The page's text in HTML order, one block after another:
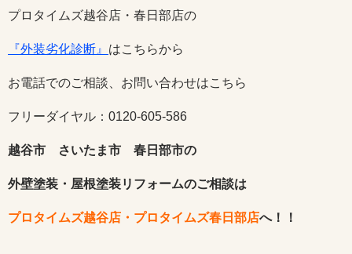
プロタイムズ越谷店・春日部店の
『外装劣化診断』 はこちらから
お電話でのご相談、お問い合わせはこちら
フリーダイヤル：0120-605-586
越谷市 さいたま市 春日部市の
外壁塗装・屋根塗装リフォームのご相談は
プロタイムズ越谷店・プロタイムズ春日部店へ！！